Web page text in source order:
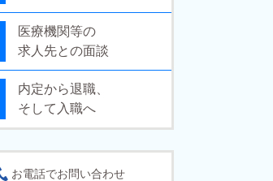
医療機関等の
求人先との面談
内定から退職、
そして入職へ
お電話でお問い合わせ